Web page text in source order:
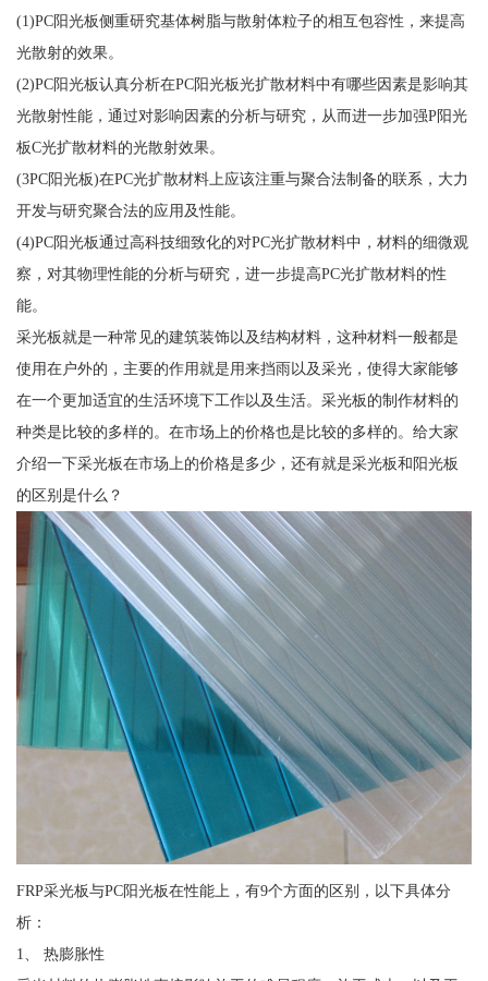
(1)PC阳光板侧重研究基体树脂与散射体粒子的相互包容性，来提高
光散射的效果。
(2)PC阳光板认真分析在PC阳光板光扩散材料中有哪些因素是影响其
光散射性能，通过对影响因素的分析与研究，从而进一步加强P阳光
板C光扩散材料的光散射效果。
(3PC阳光板)在PC光扩散材料上应该注重与聚合法制备的联系，大力
开发与研究聚合法的应用及性能。
(4)PC阳光板通过高科技细致化的对PC光扩散材料中，材料的细微观
察，对其物理性能的分析与研究，进一步提高PC光扩散材料的性
能。
采光板就是一种常见的建筑装饰以及结构材料，这种材料一般都是
使用在户外的，主要的作用就是用来挡雨以及采光，使得大家能够
在一个更加适宜的生活环境下工作以及生活。采光板的制作材料的
种类是比较的多样的。在市场上的价格也是比较的多样的。给大家
介绍一下采光板在市场上的价格是多少，还有就是采光板和阳光板
的区别是什么？
FRP采光板与PC阳光板在性能上，有9个方面的区别，以下具体分
析：
1、 热膨胀性